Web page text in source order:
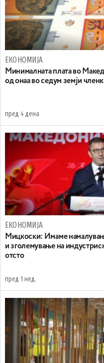
ЕКОНОМИЈА
Минималната плата во
од онаа во седум земји
пред 4 дена
ЕКОНОМИЈА
Mицкоски: Имаме
и зголемување на
отсто
пред 1 нед.